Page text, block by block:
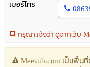
เบอร์โทร
กรุณาแจ้งว่า ดูจากเว็บ
Meezub.com เป็นพื้นที่